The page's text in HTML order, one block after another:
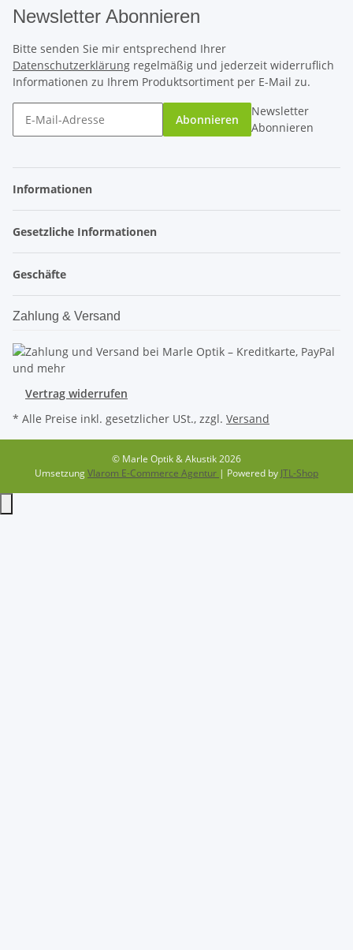
Newsletter Abonnieren
Bitte senden Sie mir entsprechend Ihrer
Datenschutzerklärung regelmäßig und jederzeit widerruflich
Informationen zu Ihrem Produktsortiment per E-Mail zu.
Abonnieren
Newsletter
Abonnieren
Informationen
Gesetzliche Informationen
Geschäfte
Zahlung & Versand
Vertrag widerrufen
* Alle Preise inkl. gesetzlicher USt., zzgl. Versand
© Marle Optik & Akustik 2026
UmsetzungVlarom E-Commerce Agentur | Powered by JTL-Shop